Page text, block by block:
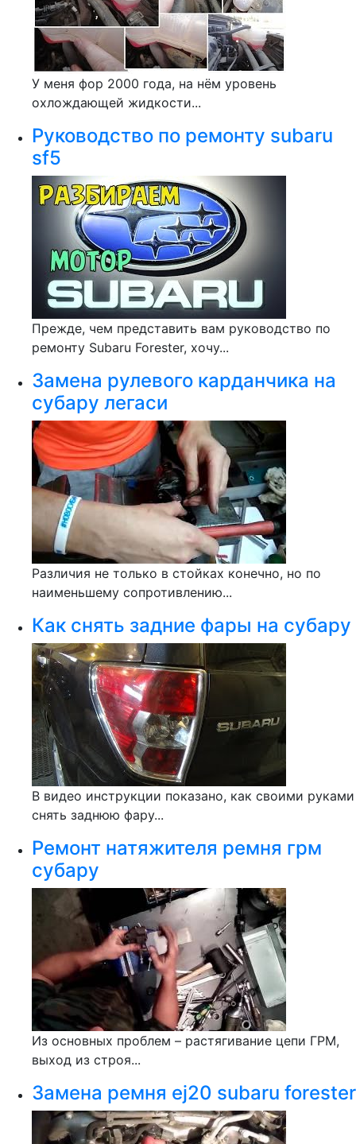
У меня фор 2000 года, на нём уровень
охлождающей жидкости...
Руководство по ремонту subaru
sf5
Прежде, чем представить вам руководство по
ремонту Subaru Forester, хочу...
Замена рулевого карданчика на
субару легаси
Различия не только в стойках конечно, но по
наименьшему сопротивлению...
Как снять задние фары на субару
В видео инструкции показано, как своими руками
снять заднюю фару...
Ремонт натяжителя ремня грм
субару
Из основных проблем – растягивание цепи ГРМ,
выход из строя...
Замена ремня ej20 subaru forester